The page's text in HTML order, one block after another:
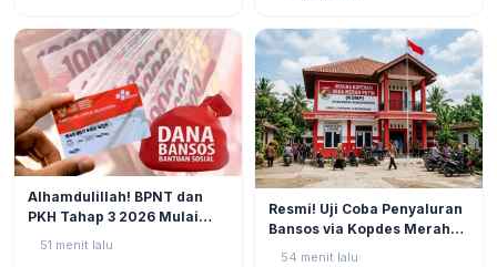
Alhamdulillah! BPNT dan
PKH Tahap 3 2026 Mulai
51 menit lalu
Resmi! Uji Coba Penyaluran
Bansos via Kopdes Merah
Putih Digelar Akhir Agustus
54 menit lalu